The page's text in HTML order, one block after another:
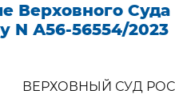
Верховного
N А56-56554/2023
ВЕРХОВНЫЙ СУД